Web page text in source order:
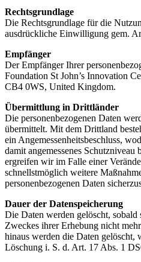
Rechtsgrundlage
Die Rechtsgrundlage für die
ausdrückliche Einwilligung gem.
Empfänger
Der Empfänger Ihrer
Foundation St John’s Innovation
CB4 0WS, United Kingdom.
Übermittlung in Drittländer
Die personenbezogenen Daten
übermittelt. Mit dem Drittland
ein Angemessenheitsbeschluss,
damit angemessenes
ergreifen wir im Falle einer
schnellstmöglich weitere
personenbezogenen Daten
Dauer der Datenspeicherung
Die Daten werden gelöscht,
Zweckes ihrer Erhebung nicht
hinaus werden die Daten gelöscht,
Löschung i. S. d. Art. 17 Abs. 1